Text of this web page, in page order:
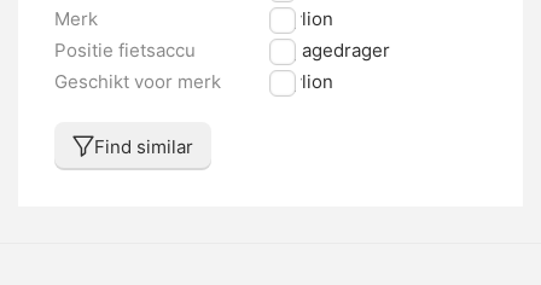
Merk
Phylion
Positie fietsaccu
Bagagedrager
Geschikt voor merk
Phylion
Find similar